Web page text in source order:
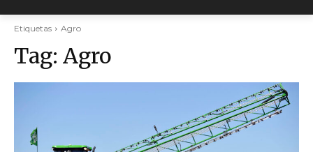
Etiquetas Agro
Tag: Agro